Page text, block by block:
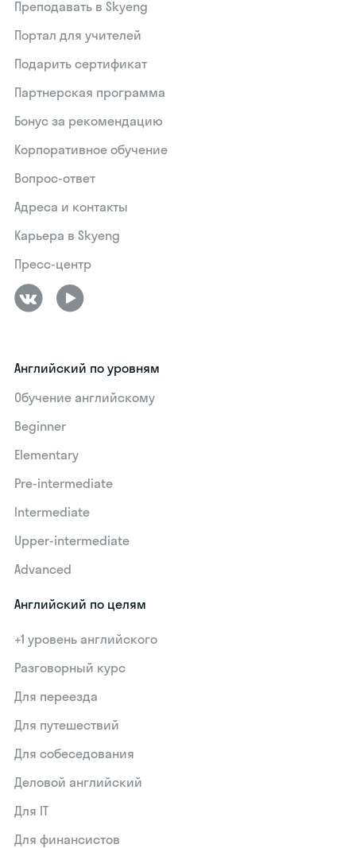
Преподавать в Skyeng
Портал для учителей
Подарить сертификат
Партнерская программа
Бонус за рекомендацию
Корпоративное обучение
Вопрос-ответ
Адреса и контакты
Карьера в Skyeng
Пресс-центр
Английский по уровням
Обучение английскому
Beginner
Elementary
Pre-intermediate
Intermediate
Upper-intermediate
Advanced
Английский по целям
+1 уровень английского
Разговорный курс
Для переезда
Для путешествий
Для собеседования
Деловой английский
Для IT
Для финансистов